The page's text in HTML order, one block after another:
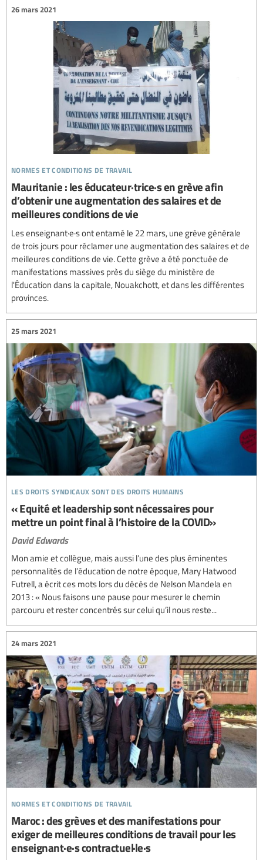
normes et conditions de travail
26 mars 2021
Mauritanie : les éducateur·trice·s en grève afin
d’obtenir une augmentation des salaires et de
meilleures conditions de vie
Les enseignant·e·s ont entamé le 22 mars, une grève générale
de trois jours pour réclamer une augmentation des salaires et de
meilleures conditions de vie. Cette grève a été ponctuée de
manifestations massives près du siège du ministère de
l'Éducation dans la capitale, Nouakchott, et dans les différentes
provinces.
les droits syndicaux sont des droits humains
25 mars 2021
« Equité et leadership sont nécessaires pour
mettre un point final à l’histoire de la COVID»
David Edwards
Mon amie et collègue, mais aussi l’une des plus éminentes
personnalités de l’éducation de notre époque, Mary Hatwood
Futrell, a écrit ces mots lors du décès de Nelson Mandela en
2013 : « Nous faisons une pause pour mesurer le chemin
parcouru et rester concentrés sur celui qu’il nous reste...
normes et conditions de travail
24 mars 2021
Maroc : des grèves et des manifestations pour
exiger de meilleures conditions de travail pour les
enseignant·e·s contractuel·le·s